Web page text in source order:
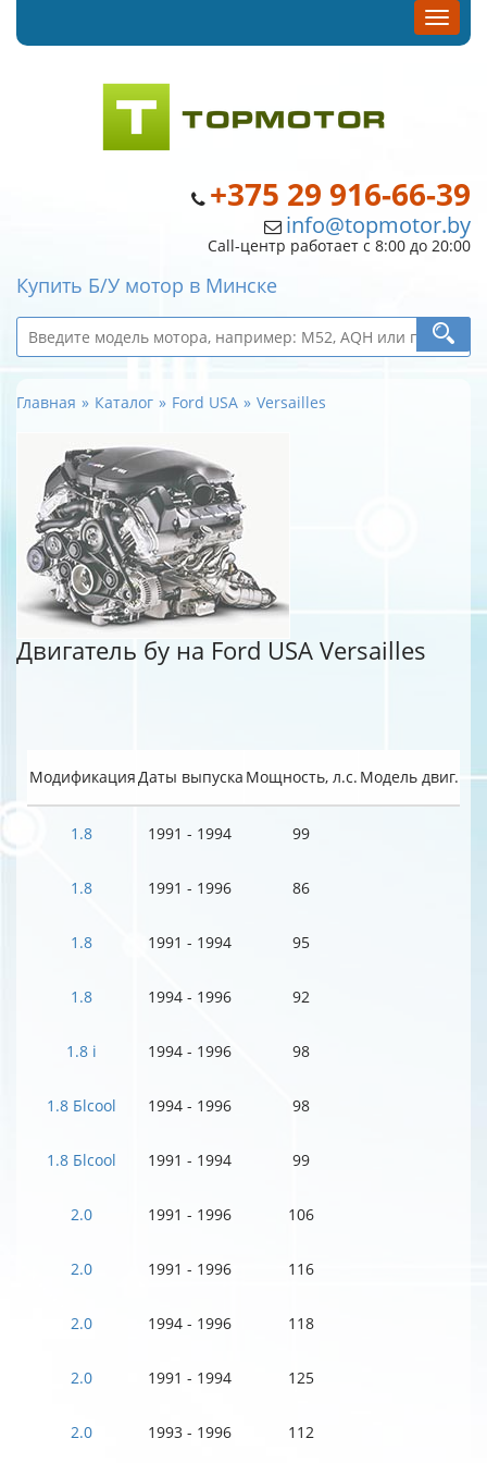
+375 29 916-66-39
info@topmotor.by
Call-центр работает с 8:00 до 20:00
Купить Б/У мотор в Минске
Главная Каталог Ford USA Versailles
Двигатель бу на Ford USA Versailles
МодификацияДаты выпуска Мощность, л.с. Модель двиг.
1.8 1991 - 1994 99
1.8 1991 - 1996 86
1.8 1991 - 1994 95
1.8 1994 - 1996 92
1.8 i 1994 - 1996 98
1.8 Бlcool 1994 - 1996 98
1.8 Бlcool 1991 - 1994 99
2.0 1991 - 1996 106
2.0 1991 - 1996 116
2.0 1994 - 1996 118
2.0 1991 - 1994 125
2.0 1993 - 1996 112